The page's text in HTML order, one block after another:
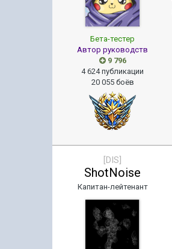
Бета-тестер
Автор руководств
9 796
4 624 публикации
20 055 боёв
[DIS]
ShotNoise
Капитан-лейтенант